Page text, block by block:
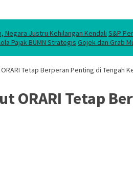
Negara Justru Kehilangan Kendali S&P
Pajak BUMN Strategis Gojek dan Grab
Tetap Berperan Penting di Tengah
ORARI Tetap